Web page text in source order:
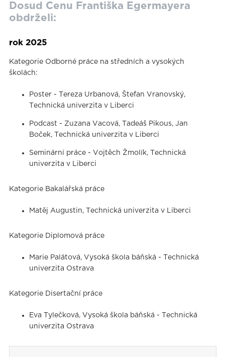
Dosud Cenu Františka Egermayera
obdrželi:
rok 2025
Kategorie Odborné práce na středních a vysokých
školách:
Poster - Tereza Urbanová, Štefan Vranovský,
Technická univerzita v Liberci
Podcast - Zuzana Vacová, Tadeáš Pikous, Jan
Boček, Technická univerzita v Liberci
Seminární práce - Vojtěch Žmolík, Technická
univerzita v Liberci
Kategorie Bakalářská práce
Matěj Augustin, Technická univerzita v Liberci
Kategorie Diplomová práce
Marie Palátová, Vysoká škola báňská - Technická
univerzita Ostrava
Kategorie Disertační práce
Eva Tylečková, Vysoká škola báňská - Technická
univerzita Ostrava